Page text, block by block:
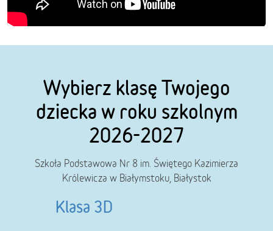
Wybierz klasę Twojego
dziecka w roku szkolnym
2026-2027
Szkoła Podstawowa Nr 8 im. Świętego Kazimierza
Królewicza w Białymstoku, Białystok
Klasa 3D